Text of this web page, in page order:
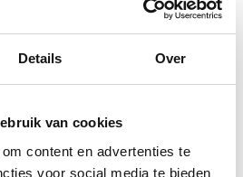
Details Over
van cookies
content en advertenties te
voor social media te bieden
helpt bij een